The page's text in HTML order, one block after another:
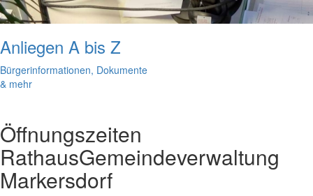
Anliegen A bis Z
Bürgerinformationen, Dokumente
& mehr
Öffnungszeiten
RathausGemeindeverwaltung
Markersdorf